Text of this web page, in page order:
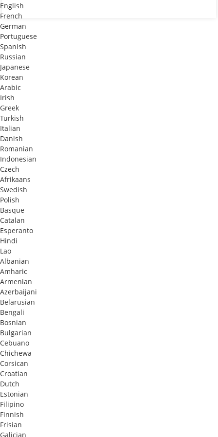
English
French
German
Portuguese
Spanish
Russian
Japanese
Korean
Arabic
Irish
Greek
Turkish
Italian
Danish
Romanian
Indonesian
Czech
Afrikaans
Swedish
Polish
Basque
Catalan
Esperanto
Hindi
Lao
Albanian
Amharic
Armenian
Azerbaijani
Belarusian
Bengali
Bosnian
Bulgarian
Cebuano
Chichewa
Corsican
Croatian
Dutch
Estonian
Filipino
Finnish
Frisian
Galician